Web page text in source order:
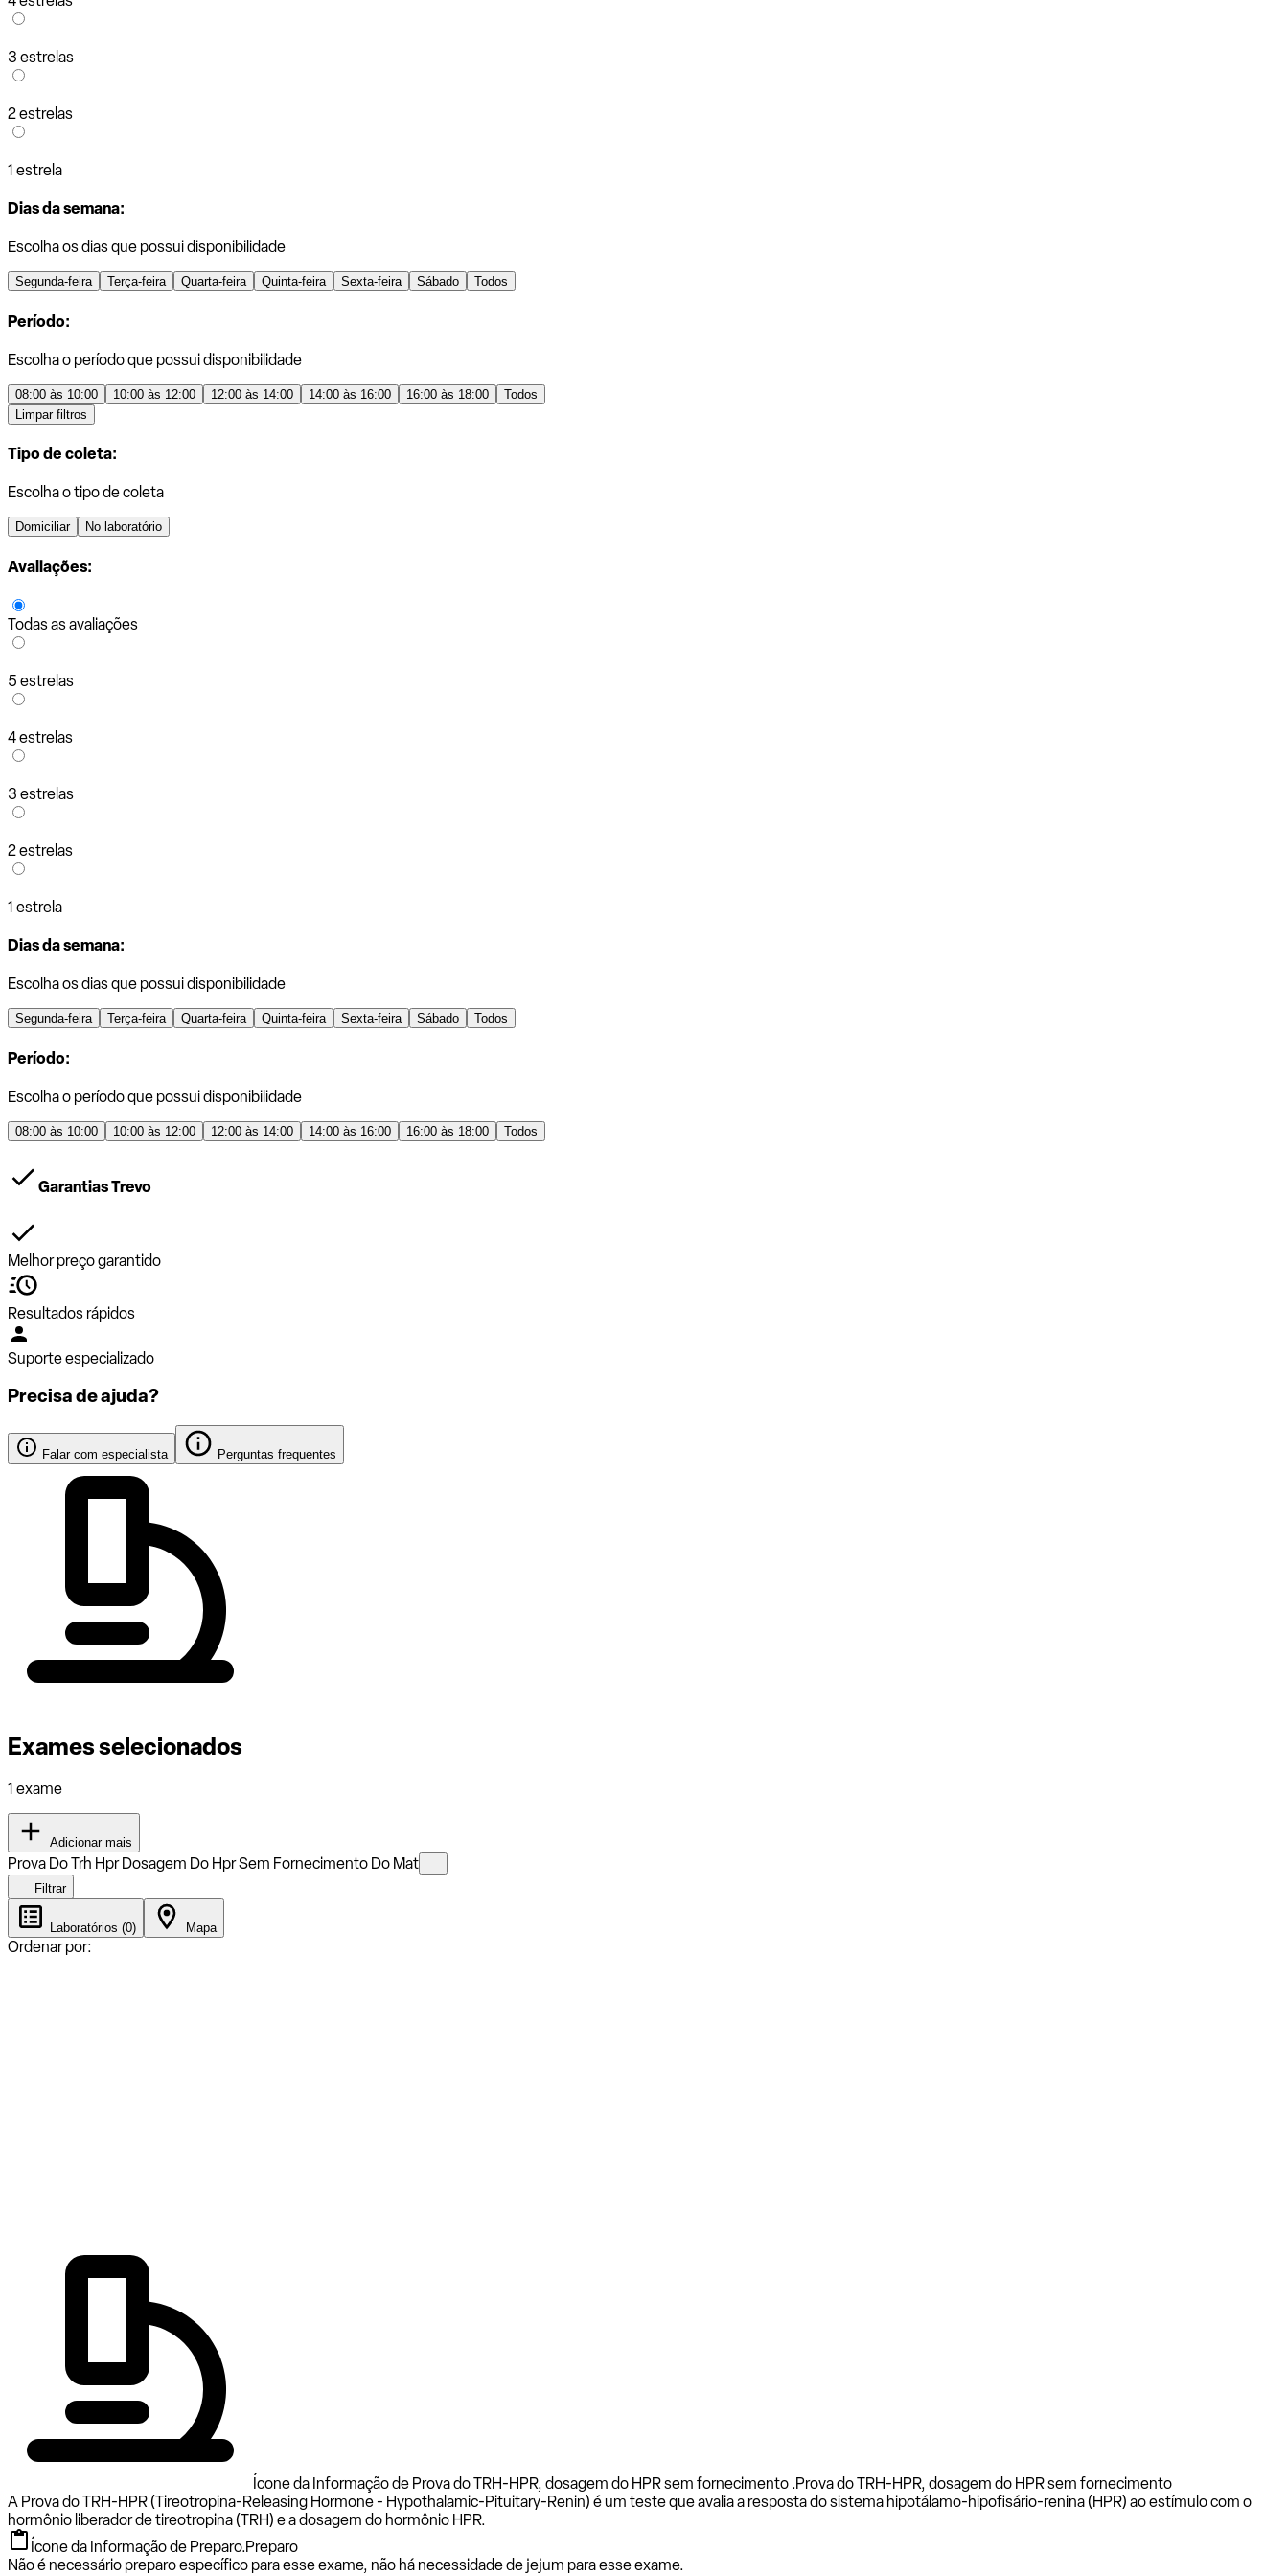
3 estrelas
2 estrelas
1 estrela
Dias da semana:
Escolha os dias que possui disponibilidade
Segunda-feira Terça-feira Quarta-feira Quinta-feira Sexta-feira Sábado Todos
Período:
Escolha o período que possui disponibilidade
08:00 às 10:00 10:00 às 12:00 12:00 às 14:00 14:00 às 16:00 16:00 às 18:00
Todos
Limpar filtros
Tipo de coleta:
Escolha o tipo de coleta
Domiciliar No laboratório
Avaliações:
Todas as avaliações
5 estrelas
4 estrelas
3 estrelas
2 estrelas
1 estrela
Dias da semana:
Escolha os dias que possui disponibilidade
Segunda-feira Terça-feira Quarta-feira Quinta-feira Sexta-feira Sábado Todos
Período:
Escolha o período que possui disponibilidade
08:00 às 10:00 10:00 às 12:00 12:00 às 14:00 14:00 às 16:00 16:00 às 18:00 Todos
Garantias Trevo
Melhor preço garantido
Resultados rápidos
Suporte especializado
Precisa de ajuda?
Falar com especialista Perguntas frequentes
Exames selecionados
1 exame
Adicionar mais
Prova Do Trh Hpr Dosagem Do Hpr Sem Fornecimento Do Mat
Filtrar
Laboratórios (0) Mapa
Ordenar por:
Ícone da Informação de Prova do TRH-HPR, dosagem do HPR sem fornecimento .Prova do TRH-HPR, dosagem do HPR sem fornecimento
A Prova do TRH-HPR (Tireotropina-Releasing Hormone - Hypothalamic-Pituitary-Renin) é um teste que avalia a resposta do sistema hipotálamo-hipofisário-renina (HPR) ao estímulo com o
hormônio liberador de tireotropina (TRH) e a dosagem do hormônio HPR.
Ícone da Informação de Preparo.Preparo
Não é necessário preparo específico para esse exame, não há necessidade de jejum para esse exame.